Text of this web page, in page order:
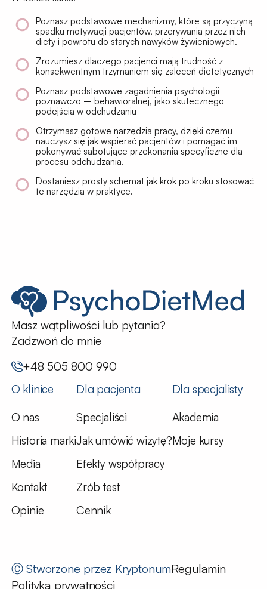
Poznasz podstawowe mechanizmy, które są przyczyną
spadku motywacji pacjentów, przerywania przez nich
diety i powrotu do starych nawyków żywieniowych.
Zrozumiesz dlaczego pacjenci mają trudność z
konsekwentnym trzymaniem się zaleceń dietetycznych
Poznasz podstawowe zagadnienia psychologii
poznawczo – behawioralnej, jako skutecznego
podejścia w odchudzaniu
Otrzymasz gotowe narzędzia pracy, dzięki czemu
nauczysz się jak wspierać pacjentów i pomagać im
pokonywać sabotujące przekonania specyficzne dla
procesu odchudzania.
Dostaniesz prosty schemat jak krok po kroku stosować
te narzędzia w praktyce.
Masz wątpliwości lub pytania?
Zadzwoń do mnie
+48 505 800 990
O klinice
O nas
Historia marki
Media
Kontakt
Opinie
Dla pacjenta
Specjaliści
Jak umówić wizytę?
Efekty współpracy
Zrób test
Cennik
Dla specjalisty
Akademia
Moje kursy
Ⓒ Stworzone przez KryptonumRegulamin
Polityka prywatności